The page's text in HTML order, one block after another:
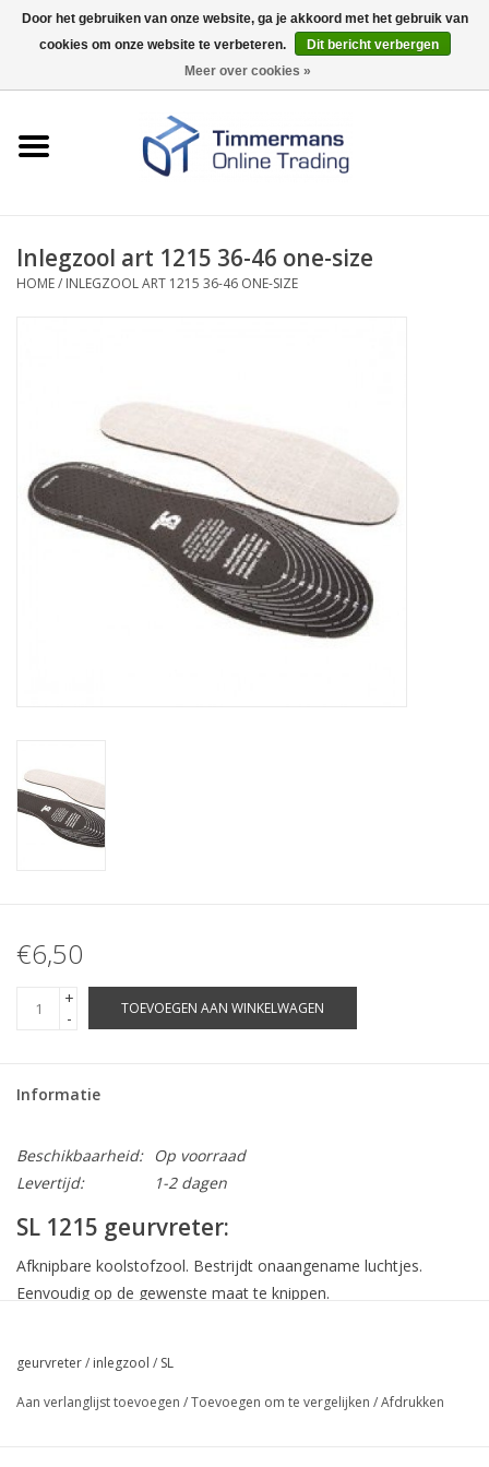
0 Artikelen - €0,00
Merken
Inlegzool art 1215 36-46 one-size
HOME/ INLEGZOOL ART 1215 36-46 ONE-SIZE
€6,50
+
-
TOEVOEGEN AAN WINKELWAGEN
Informatie
Beschikbaarheid:
Op voorraad
Levertijd:
1-2 dagen
SL 1215 geurvreter:
Afknipbare koolstofzool. Bestrijdt onaangename luchtjes.
Eenvoudig op de gewenste maat te knippen.
geurvreter/ inlegzool / SL
Aan verlanglijst toevoegen /Toevoegen om te vergelijken /Afdrukken
Door het gebruiken van onze website, ga je akkoord met het gebruik van
cookies om onze website te verbeteren.
Dit bericht verbergen
Meer over cookies »